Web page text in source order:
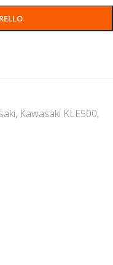
, Kawasaki KLE500,